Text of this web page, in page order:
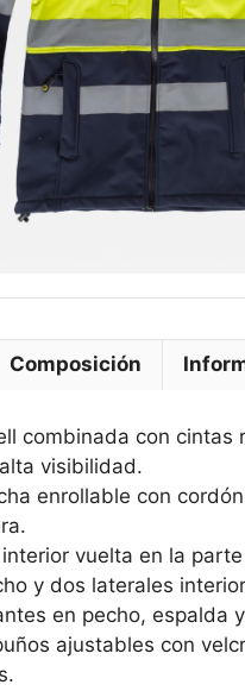
Composición
combinada con cintas
visibilidad.
enrollable con
vuelta en la
y dos laterales
en pecho, espalda
ajustables con